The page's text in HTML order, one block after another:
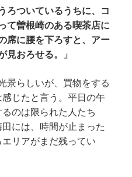
ろついているうちに、コ
て曽根崎のある喫茶店に
席に腰を下ろすと、アー
見おろせる。」
景らしいが、買物をする
じたと言う。平日の午
のは限られた人たち
には、時間が止まった
リアがまだ残ってい